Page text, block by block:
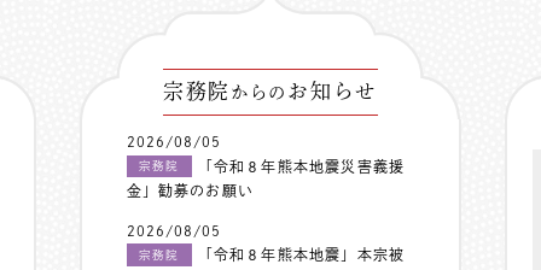
宗務院 からの お知らせ
2026/08/05
宗務院
「令和８年熊本地震災害義援
金」勧募のお願い
2026/08/05
宗務院
「令和８年熊本地震」本宗被